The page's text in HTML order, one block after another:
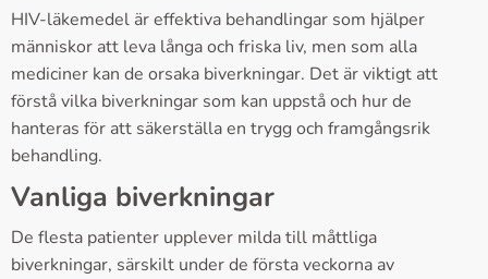
HIV-läkemedel är effektiva behandlingar som hjälper
människor att leva långa och friska liv, men som alla
mediciner kan de orsaka biverkningar. Det är viktigt att
förstå vilka biverkningar som kan uppstå och hur de
hanteras för att säkerställa en trygg och framgångsrik
behandling.
Vanliga biverkningar
De flesta patienter upplever milda till måttliga
biverkningar, särskilt under de första veckorna av